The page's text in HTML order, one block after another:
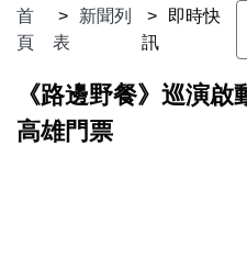
首
頁
新聞列
表
即時快
訊
《路邊野餐》巡演
高雄門票